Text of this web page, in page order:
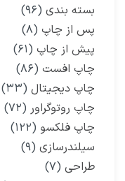
بسته بندی (۹۶)
پس از چاپ (۸)
پیش از چاپ (۶۱)
چاپ افست (۸۶)
چاپ دیجیتال (۳۳)
چاپ روتوگراور (۷۲)
چاپ فلکسو (۱۲۲)
سیلندرسازی (۹)
طراحی (۷)